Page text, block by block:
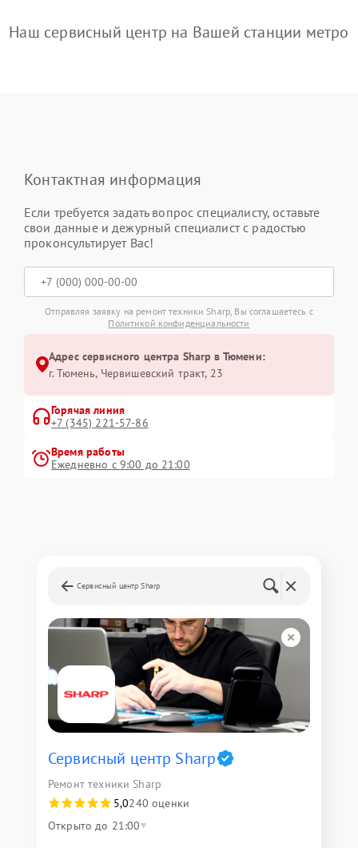
Наш сервисный центр на Вашей станции метро
Контактная информация
Если требуется задать вопрос специалисту, оставьте
свои данные и дежурный специалист с радостью
проконсультирует Вас!
Отправляя заявку на ремонт техники Sharp, Вы соглашаетесь с
Политикой конфиденциальности
Адрес сервисного центра Sharp в Тюмени:
г. Тюмень, ​Червишевский тракт, 23
Горячая линия
+7 (345) 221-57-86
Время работы
Ежедневно с 9:00 до 21:00
Сервисный центр Sharp
Сервисный центр Sharp
Ремонт техники Sharp
5,0240 оценки
Открыто до 21:00